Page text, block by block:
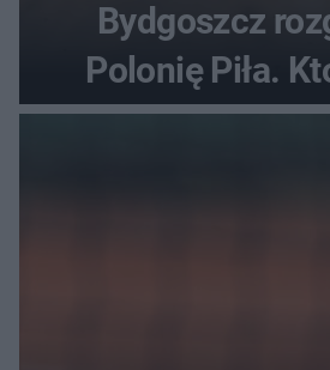
Bydgoszcz
Polonię Piła.
najwięcej